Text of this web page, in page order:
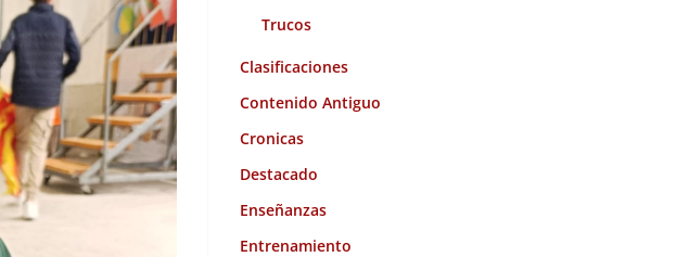
Trucos
Clasificaciones
Contenido Antiguo
Cronicas
Destacado
Enseñanzas
Entrenamiento